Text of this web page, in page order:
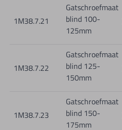
1M38.7.21
Gatschroefmaat
blind 100-
125mm
1M38.7.22
Gatschroefmaat
blind 125-
150mm
1M38.7.23
Gatschroefmaat
blind 150-
175mm